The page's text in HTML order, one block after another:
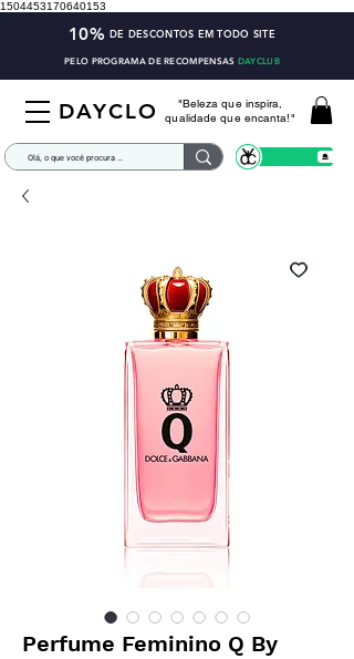
1504453170640153
10% DE DESCONTOS EM TODO SITE
PELO PROGRAMA DE RECOMPENSAS DAYCLUB
DAYCLO
"Beleza que inspira,
qualidade que encanta!"
Perfume Feminino Q By